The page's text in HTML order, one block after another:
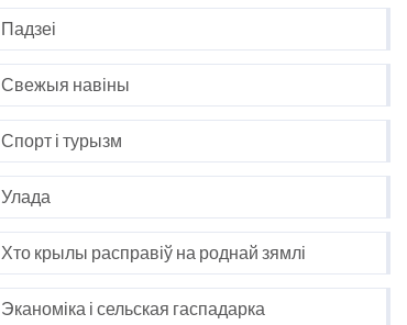
Падзеі
Свежыя навіны
Спорт і турызм
Улада
Хто крылы расправіў на роднай зямлі
Эканоміка і сельская гаспадарка